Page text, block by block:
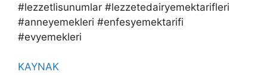
#lezzetlisunumlar #lezzetedairyemektarifleri
#anneyemekleri #enfesyemektarifi
#evyemekleri
KAYNAK